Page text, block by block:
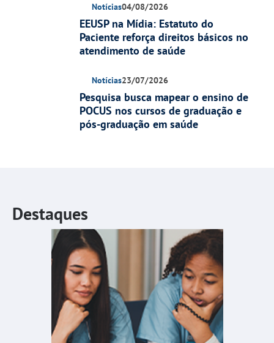
Notícias04/08/2026
EEUSP na Mídia: Estatuto do
Paciente reforça direitos básicos no
atendimento de saúde
Notícias23/07/2026
Pesquisa busca mapear o ensino de
POCUS nos cursos de graduação e
pós-graduação em saúde
Destaques